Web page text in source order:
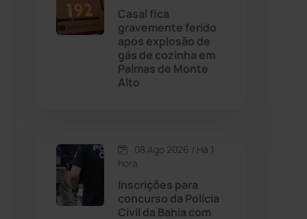
Dom Basílio (391)
(1235)
Esportes
Casal fica
gravemente ferido
após explosão de
gás de cozinha em
Palmas de Monte
Alto
08 Ago 2026 / Há 1
hora
Inscrições para
concurso da Polícia
Civil da Bahia com